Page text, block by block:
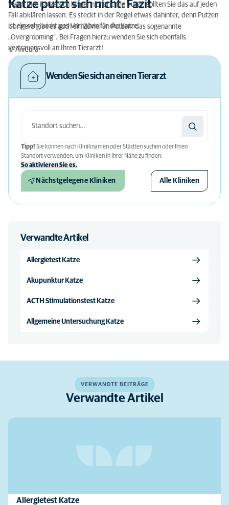
Katze putzt sich nicht: Fazit
Wenn Ihre Katze sich länger nicht richtig putzt, sollten Sie das auf jeden
Fall abklären lassen. Es steckt in der Regel etwas dahinter, denn Putzen
ist ein sehr wichtiges Verhalten für die Katze.
Übrigens gibt es auch ein Zuviel an Putzen, das sogenannte
„Overgrooming“. Bei Fragen hierzu wenden Sie sich ebenfalls
vertrauensvoll an Ihren Tierarzt!
© AniCura
Wenden Sie sich an einen Tierarzt
Tipp! Sie können nach Kliniknamen oder Städten suchen oder Ihren
Standort verwenden, um Kliniken in Ihrer Nähe zu finden.
So aktivieren Sie es.
Nächstgelegene Kliniken Alle Kliniken
Verwandte Artikel
Allergietest Katze
Akupunktur Katze
ACTH Stimulationstest Katze
Allgemeine Untersuchung Katze
VERWANDTE BEITRÄGE
Verwandte Artikel
Allergietest Katze